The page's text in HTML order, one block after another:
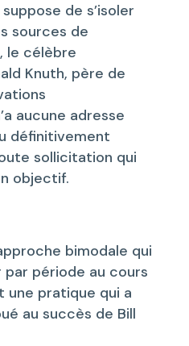
de s’isoler
sources de
le célèbre
Knuth, père de
aucune adresse
définitivement
sollicitation qui
objectif.
bimodale qui
par période au cours
une pratique qui a
au succès de Bill